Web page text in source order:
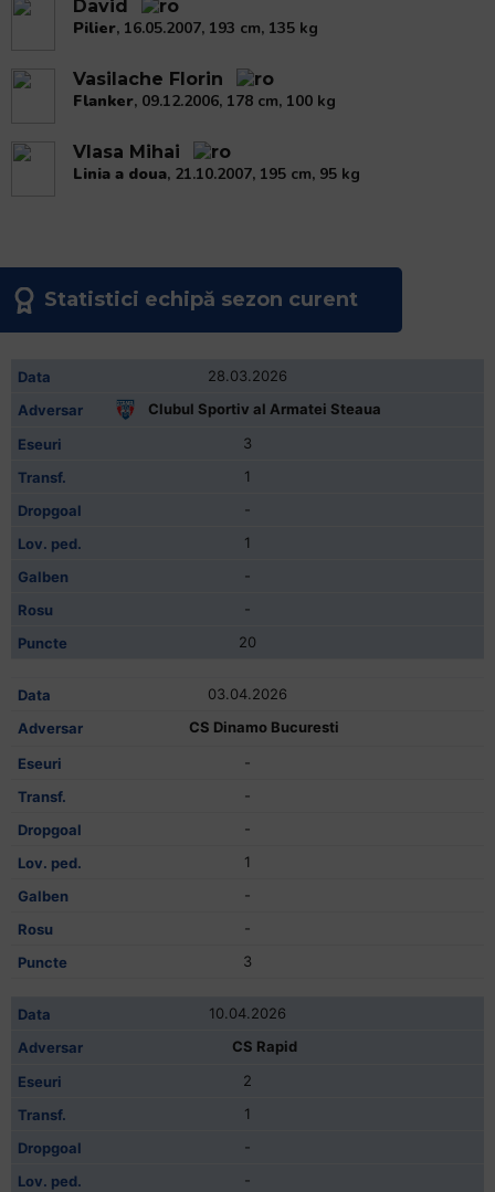
David
Pilier, 16.05.2007, 193 cm, 135 kg
Vasilache Florin
Flanker, 09.12.2006, 178 cm, 100 kg
Vlasa Mihai
Linia a doua, 21.10.2007, 195 cm, 95 kg
Statistici echipă sezon curent
28.03.2026
Clubul Sportiv al Armatei Steaua
3
1
-
1
-
-
20
03.04.2026
CS Dinamo Bucuresti
-
-
-
1
-
-
3
10.04.2026
CS Rapid
2
1
-
-